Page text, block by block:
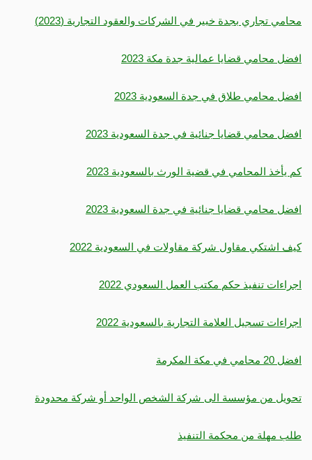
محامي تجاري بجدة خبير في الشركات والعقود التجارية (2023)
افضل محامي قضايا عمالية جدة مكة 2023
افضل محامي طلاق في جدة السعودية 2023
افضل محامي قضايا جنائية في جدة السعودية 2023
كم يأخذ المحامي في قضية الورث بالسعودية 2023
افضل محامي قضايا جنائية في جدة السعودية 2023
كيف اشتكي مقاول شركة مقاولات في السعودية 2022
اجراءات تنفيذ حكم مكتب العمل السعودي 2022
اجراءات تسجيل العلامة التجارية بالسعودية 2022
افضل 20 محامي في مكة المكرمة
تحويل من مؤسسة الى شركة الشخص الواحد أو شركة محدودة
طلب مهلة من محكمة التنفيذ